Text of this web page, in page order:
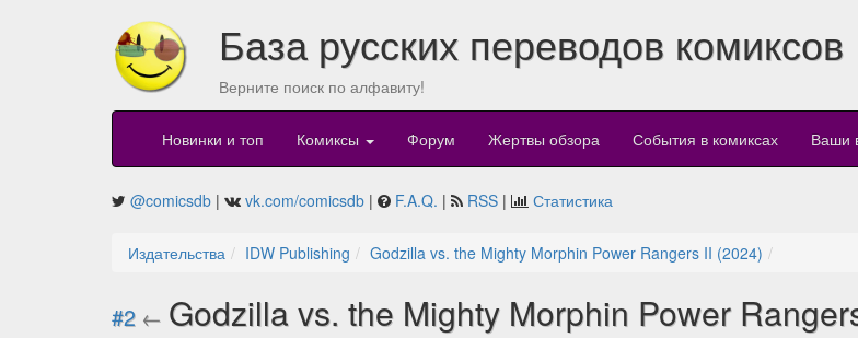
База русских переводов комиксов
Верните поиск по алфавиту!
Новинки и топ Комиксы Форум Жертвы обзора События в комиксах Ваши
@comicsdb | vk.com/comicsdb | F.A.Q. | RSS | Статистика
Издательства IDW Publishing Godzilla vs. the Mighty Morphin Power Rangers II (2024)
#2 ← Godzilla vs. the Mighty Morphin Power